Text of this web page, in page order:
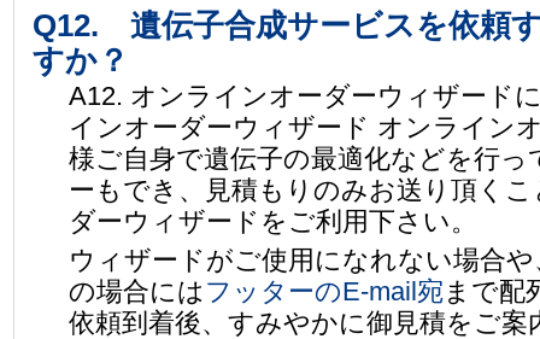
Q12. 遺伝子合成サービスを依頼
すか？
A12. オンラインオーダーウィザード
インオーダーウィザード オンライン
様ご自身で遺伝子の最適化などを行
ーもでき、見積もりのみお送り頂く
ダーウィザードをご利用下さい。
ウィザードがご使用になれない場合
の場合には フッターのE-mail宛まで配
依頼到着後、すみやかに御見積をご案